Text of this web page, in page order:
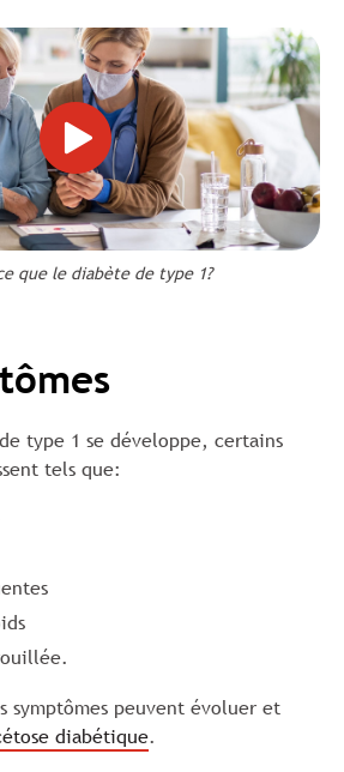
que le diabète de type 1?
type 1 se développe, certains
tels que:
symptômes peuvent évoluer et
diabétique.